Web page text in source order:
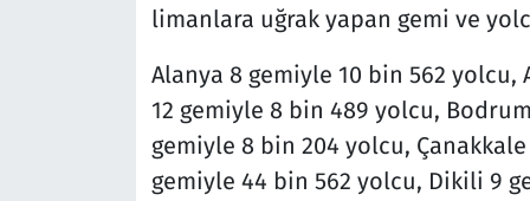
limanlara uğrak yapan gemi ve
Alanya 8 gemiyle 10 bin 562 yolcu,
12 gemiyle 8 bin 489 yolcu,
gemiyle 8 bin 204 yolcu,
gemiyle 44 bin 562 yolcu, Dikili 9